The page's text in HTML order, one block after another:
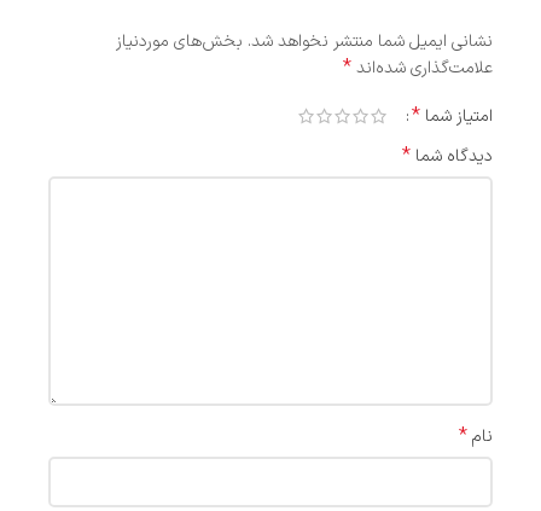
نشانی ایمیل شما منتشر نخواهد شد. بخش‌های موردنیاز
علامت‌گذاری شده‌اند*
امتیاز شما *
دیدگاه شما *
نام*